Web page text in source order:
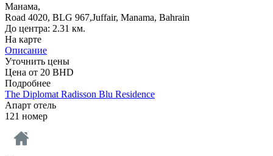
Манама,
Road 4020, BLG 967,Juffair, Manama, Bahrain
До центра: 2.31 км.
На карте
Описание
Уточнить цены
Цена от 20 BHD
Подробнее
The Diplomat Radisson Blu Residence
Апарт отель
121 номер